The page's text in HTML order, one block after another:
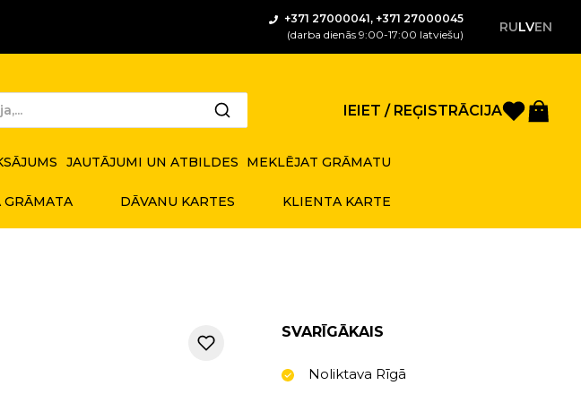
+371 27000041, +371 27000045
(darba dienās 9:00-17:00 latviešu)
RULVEN
IEIET / REĢISTRĀCIJA
JAUTĀJUMI UN ATBILDES MEKLĒJAT GRĀMATU
GRĀMATA DĀVANU KARTES KLIENTA KARTE
SVARĪGĀKAIS
Noliktava Rīgā